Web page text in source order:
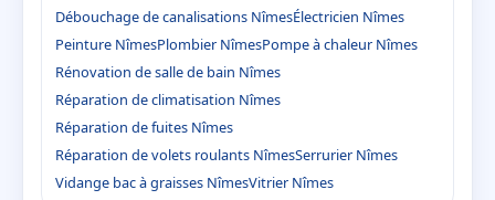
Débouchage de canalisations NîmesÉlectricien Nîmes
Peinture NîmesPlombier NîmesPompe à chaleur Nîmes
Rénovation de salle de bain Nîmes
Réparation de climatisation Nîmes
Réparation de fuites Nîmes
Réparation de volets roulants NîmesSerrurier Nîmes
Vidange bac à graisses NîmesVitrier Nîmes